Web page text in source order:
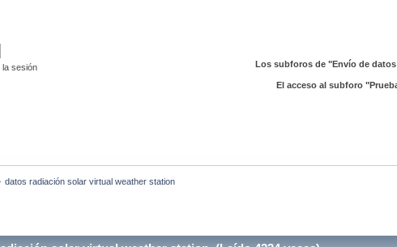
la sesión
Los subforos de "Envío de
El acceso al subforo
datos radiación solar virtual weather station